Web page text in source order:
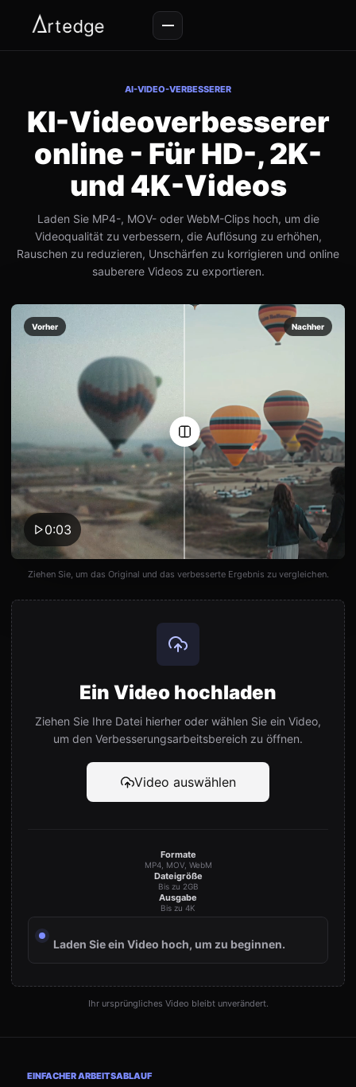
AI-VIDEO-VERBESSERER
KI-Videoverbesserer
online - Für HD-, 2K-
und 4K-Videos
Laden Sie MP4-, MOV- oder WebM-Clips hoch, um die
Videoqualität zu verbessern, die Auflösung zu erhöhen,
Rauschen zu reduzieren, Unschärfen zu korrigieren und online
sauberere Videos zu exportieren.
Vorher Nachher
0:03
Ziehen Sie, um das Original und das verbesserte Ergebnis zu vergleichen.
Ein Video hochladen
Ziehen Sie Ihre Datei hierher oder wählen Sie ein Video,
um den Verbesserungsarbeitsbereich zu öffnen.
Video auswählen
Formate
MP4, MOV, WebM
Dateigröße
Bis zu 2GB
Ausgabe
Bis zu 4K
Laden Sie ein Video hoch, um zu beginnen.
Ihr ursprüngliches Video bleibt unverändert.
EINFACHER ARBEITSABLAUF